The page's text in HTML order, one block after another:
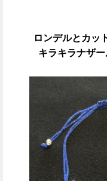
ロンデルとカッ
キラキラナザ